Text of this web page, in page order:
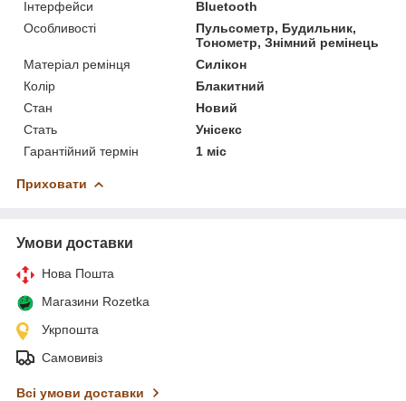
Інтерфейси
Bluetooth
Особливості
Пульсометр, Будильник,
Тонометр, Знімний ремінець
Матеріал ремінця
Силікон
Колір
Блакитний
Стан
Новий
Стать
Унісекс
Гарантійний термін
1 міс
Приховати
Умови доставки
Нова Пошта
Магазини Rozetka
Укрпошта
Самовивіз
Всі умови доставки